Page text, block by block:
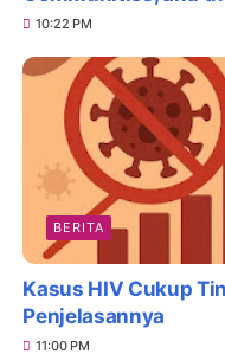
10:22 PM
BERITA
Kasus HIV Cukup
Penjelasannya
11:00 PM